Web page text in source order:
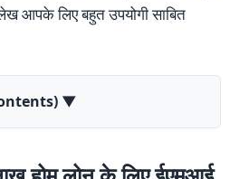
आपके लिए बहुत उपयोगी साबित
▼